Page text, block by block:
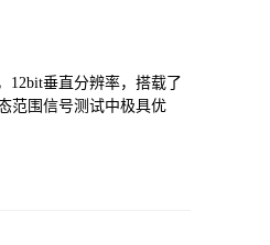
12bit垂直分辨率，搭载了
范围信号测试中极具优